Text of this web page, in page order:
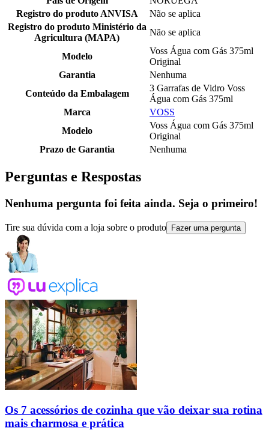
Registro do produto ANVISA
Não se aplica
Registro do produto Ministério da
Agricultura (MAPA)
Não se aplica
Modelo
Voss Água com Gás 375ml
Original
Garantia
Nenhuma
Conteúdo da Embalagem
3 Garrafas de Vidro Voss
Água com Gás 375ml
Marca
VOSS
Modelo
Voss Água com Gás 375ml
Original
Prazo de Garantia
Nenhuma
Perguntas e Respostas
Nenhuma pergunta foi feita ainda. Seja o primeiro!
Tire sua dúvida com a loja sobre o produto Fazer uma pergunta
Os 7 acessórios de cozinha que vão deixar sua rotina
mais charmosa e prática